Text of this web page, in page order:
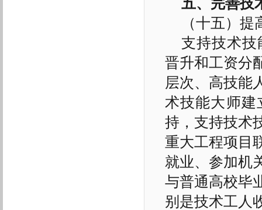
（十五）
支持技术
晋升和工资分
层次、高技能
术技能大师建
持，支持技术
重大工程项目
就业、参加机
与普通高校毕
别是技术工人